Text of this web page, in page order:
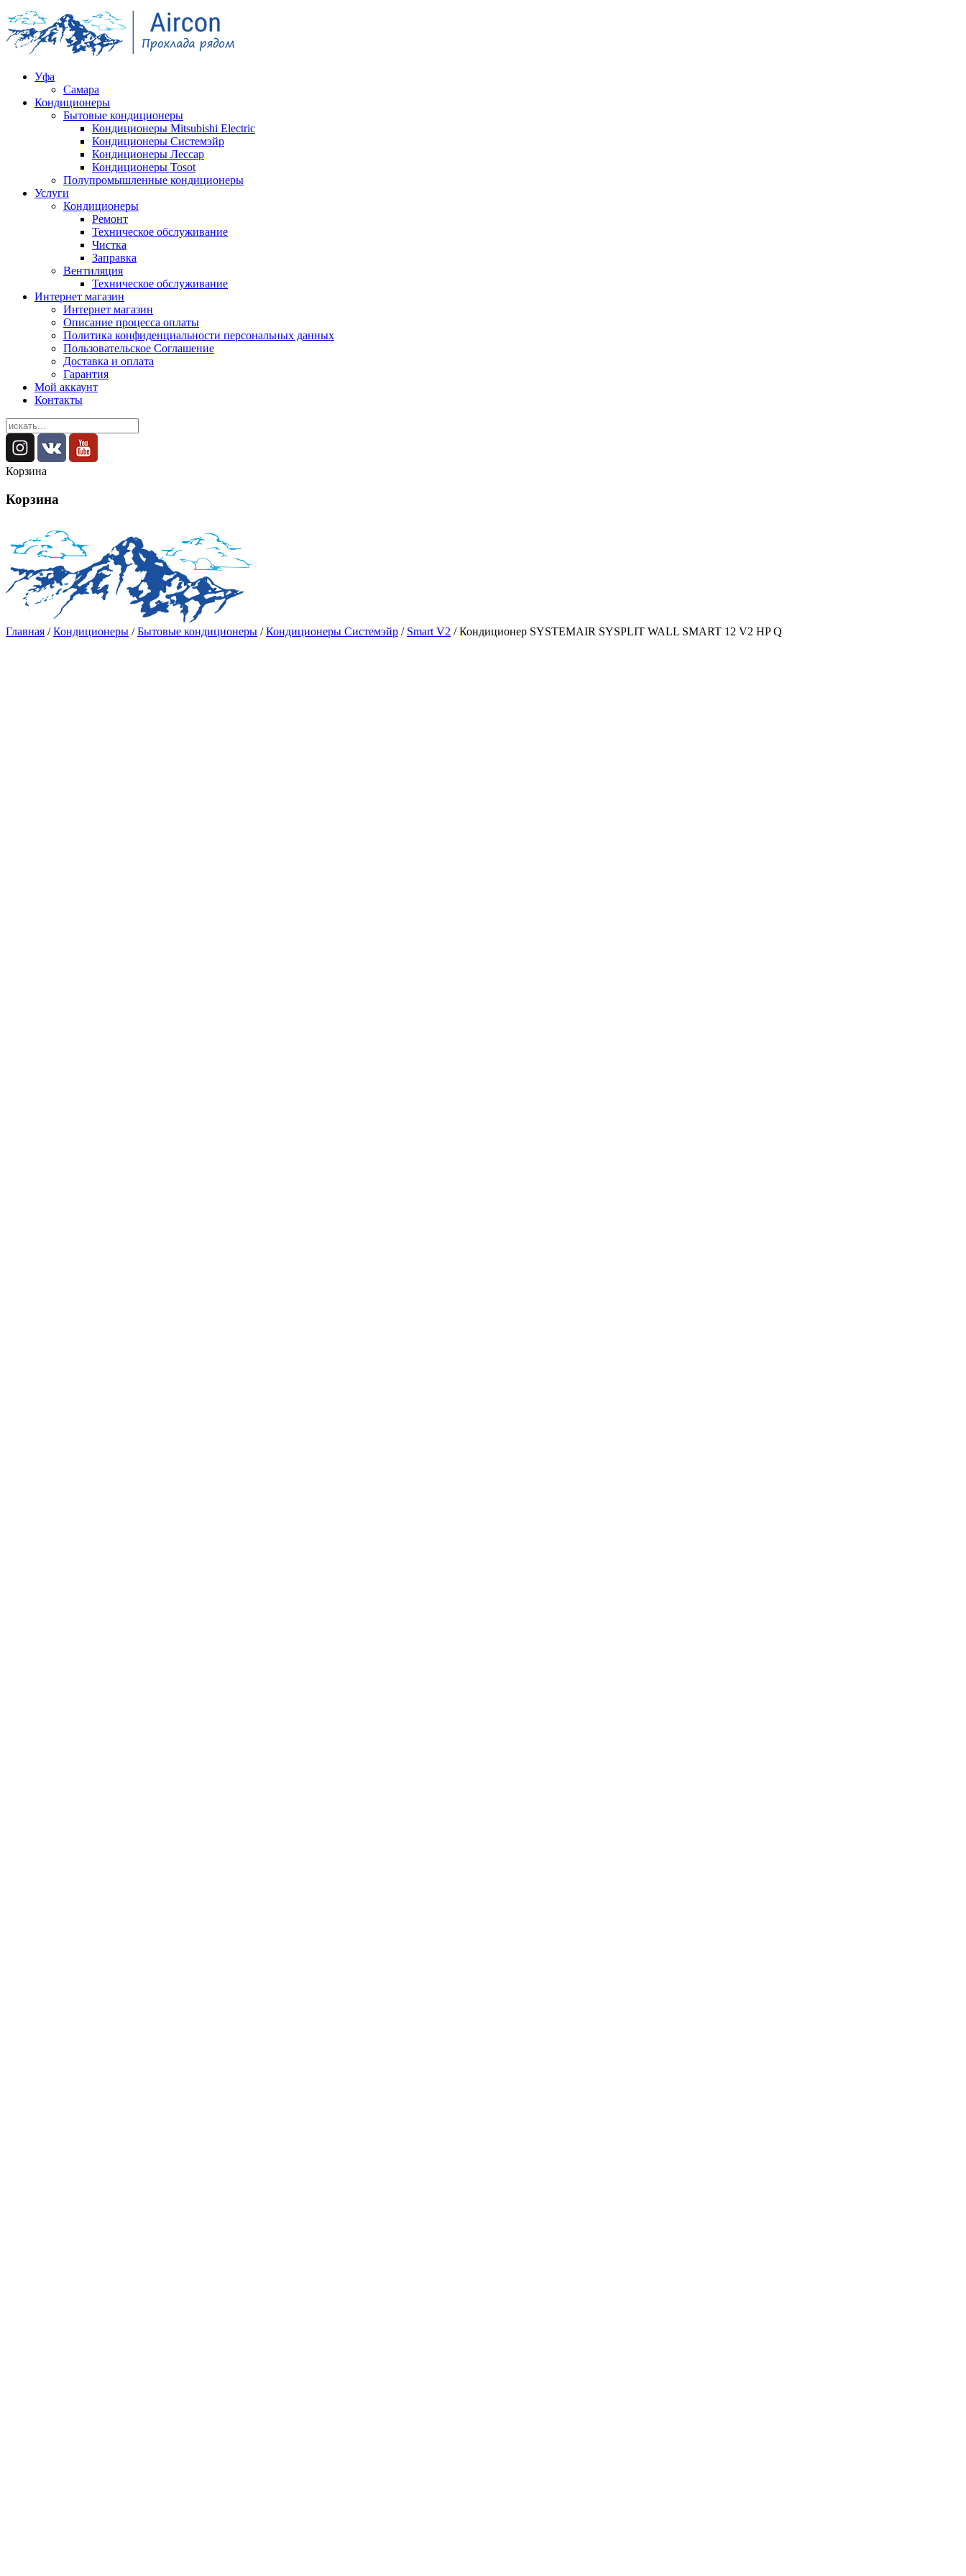
Уфа
Самара
Кондиционеры
Бытовые кондиционеры
Кондиционеры Mitsubishi Electric
Кондиционеры Системэйр
Кондиционеры Лессар
Кондиционеры Tosot
Полупромышленные кондиционеры
Услуги
Кондиционеры
Ремонт
Техническое обслуживание
Чистка
Заправка
Вентиляция
Техническое обслуживание
Интернет магазин
Интернет магазин
Описание процесса оплаты
Политика конфиденциальности персональных данных
Пользовательское Соглашение
Доставка и оплата
Гарантия
Мой аккаунт
Контакты
Корзина
Корзина
Главная /Кондиционеры /Бытовые кондиционеры /Кондиционеры Системэйр / Smart V2 / Кондиционер SYSTEMAIR SYSPLIT WALL SMART 12 V2 HP Q